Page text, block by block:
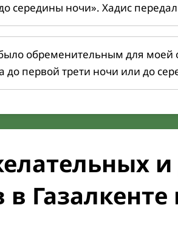
середины ночи». Хадис
обременительным для
первой трети ночи или до
Газалкенте